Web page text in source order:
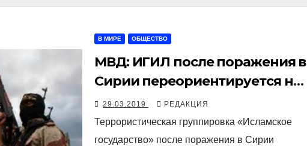
В МИРЕ ОБЩЕСТВО
МВД: ИГИЛ после поражения в
Сирии переориентируется на
СНГ
29.03.2019 РЕДАКЦИЯ
Террористическая группировка «Исламское
государство» после поражения в Сирии